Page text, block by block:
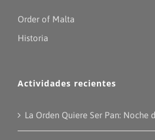
Order of Malta
Historia
Actividades recientes
La Orden Quiere Ser Pan: Noche